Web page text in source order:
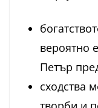
вероятно
Петър
сходства